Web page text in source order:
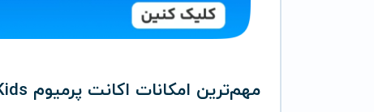
مهم‌ترین امکانات اکانت پرمیوم FlashGet Kids